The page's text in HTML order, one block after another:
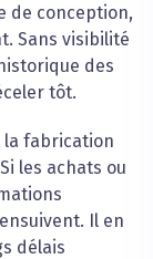
de conception,
Sans visibilité
des
tôt.
la fabrication
les achats ou
Il en
délais